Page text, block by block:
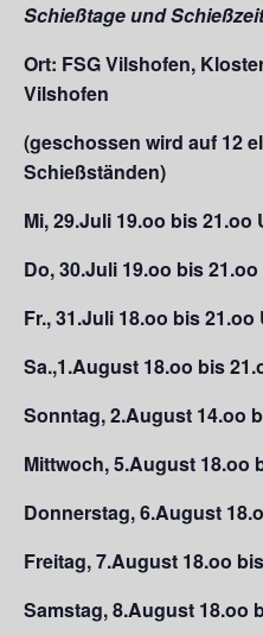
Schießtage und
Ort: FSG Vilshofen,
Vilshofen
(geschossen wird auf 12
Schießständen)
Mi, 29.Juli 19.oo bis 21.oo
Do, 30.Juli 19.oo bis
Fr., 31.Juli 18.oo bis 21.oo
Sa.,1.August 18.oo bis
Sonntag, 2.August 14.oo
Mittwoch, 5.August 18.oo
Donnerstag, 6.August
Freitag, 7.August 18.oo
Samstag, 8.August 18.oo